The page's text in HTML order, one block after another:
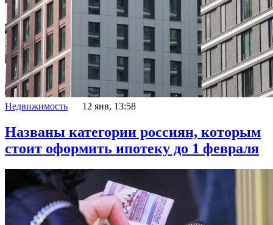
Недвижимость 12 янв, 13:58
Названы категории россиян, которым
стоит оформить ипотеку до 1 февраля